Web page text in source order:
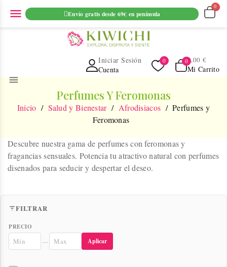
ENVIO GRATUITO EN PEDIDOS SUPERIORES A 69€ EN
PENINSULA
Cuenta
Iniciar Sesión
Mi Carrito
0,00 €
menu
Perfumes Y Feromonas
Inicio Salud y Bienestar Afrodisiacos
Perfumes y
Feromonas
Descubre nuestra gama de perfumes con feromonasy
fragancias sensuales. Potencia tu atractivo natural con perfumes
disenados para seducir y despertar el deseo.
FILTRAR
PRECIO
—
Aplicar
menu Envío gratis desde 69€ en península